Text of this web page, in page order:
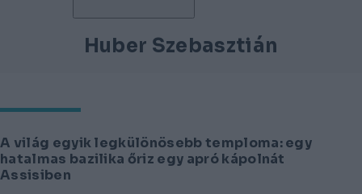
Huber Szebasztián
A világ egyik legkülönösebb temploma: egy
hatalmas bazilika őriz egy apró kápolnát
Assisiben